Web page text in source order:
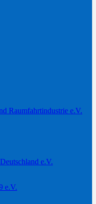
Raumfahrtindustrie e.V.
e.V.
e.V.